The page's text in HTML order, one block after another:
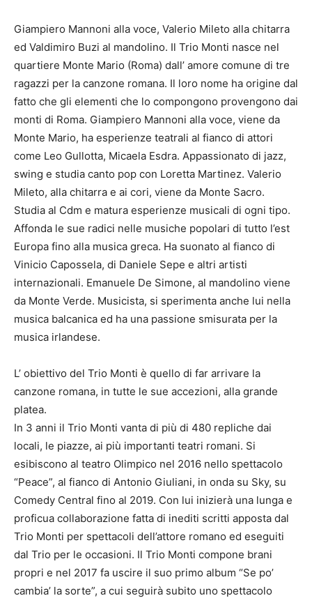
Giampiero Mannoni alla voce, Valerio Mileto alla chitarra
ed Valdimiro Buzi al mandolino. Il Trio Monti nasce nel
quartiere Monte Mario (Roma) dall’ amore comune di tre
ragazzi per la canzone romana. Il loro nome ha origine dal
fatto che gli elementi che lo compongono provengono dai
monti di Roma. Giampiero Mannoni alla voce, viene da
Monte Mario, ha esperienze teatrali al fianco di attori
come Leo Gullotta, Micaela Esdra. Appassionato di jazz,
swing e studia canto pop con Loretta Martinez. Valerio
Mileto, alla chitarra e ai cori, viene da Monte Sacro.
Studia al Cdm e matura esperienze musicali di ogni tipo.
Affonda le sue radici nelle musiche popolari di tutto l’est
Europa fino alla musica greca. Ha suonato al fianco di
Vinicio Capossela, di Daniele Sepe e altri artisti
internazionali. Emanuele De Simone, al mandolino viene
da Monte Verde. Musicista, si sperimenta anche lui nella
musica balcanica ed ha una passione smisurata per la
musica irlandese.
L’ obiettivo del Trio Monti è quello di far arrivare la
canzone romana, in tutte le sue accezioni, alla grande
platea.
In 3 anni il Trio Monti vanta di più di 480 repliche dai
locali, le piazze, ai più importanti teatri romani. Si
esibiscono al teatro Olimpico nel 2016 nello spettacolo
“Peace”, al fianco di Antonio Giuliani, in onda su Sky, su
Comedy Central fino al 2019. Con lui inizierà una lunga e
proficua collaborazione fatta di inediti scritti apposta dal
Trio Monti per spettacoli dell’attore romano ed eseguiti
dal Trio per le occasioni. Il Trio Monti compone brani
propri e nel 2017 fa uscire il suo primo album “Se po’
cambia’ la sorte”, a cui seguirà subito uno spettacolo